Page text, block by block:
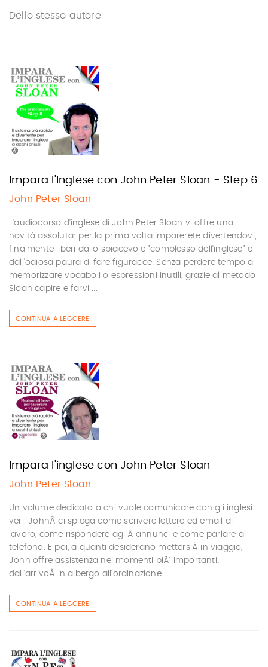
Dello stesso autore
Impara l'Inglese con John Peter Sloan - Step 6
John Peter Sloan
L'audiocorso d'inglese di John Peter Sloan vi offre una
novità assoluta: per la prima volta imparerete divertendovi,
finalmente liberi dallo spiacevole "complesso dell'inglese" e
dall'odiosa paura di fare figuracce. Senza perdere tempo a
memorizzare vocaboli o espressioni inutili, grazie al metodo
Sloan capire e farvi ...
CONTINUA A LEGGERE
Impara l'inglese con John Peter Sloan
John Peter Sloan
Un volume dedicato a chi vuole comunicare con gli inglesi
veri. JohnÂ ci spiega come scrivere lettere ed email di
lavoro, come rispondere agliÂ annunci e come parlare al
telefono. E poi, a quanti desiderano mettersiÂ in viaggio,
John offre assistenza nei momenti piÃ¹ importanti:
dall'arrivoÂ in albergo all'ordinazione ...
CONTINUA A LEGGERE